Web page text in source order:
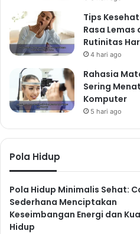
Tips
Rasa Lemas
Rutinitas
4 hari ago
Rahasia
Sering
Komputer
5 hari ago
Pola Hidup
Pola Hidup Minimalis Sehat:
Sederhana Menciptakan
Keseimbangan Energi dan
Hidup